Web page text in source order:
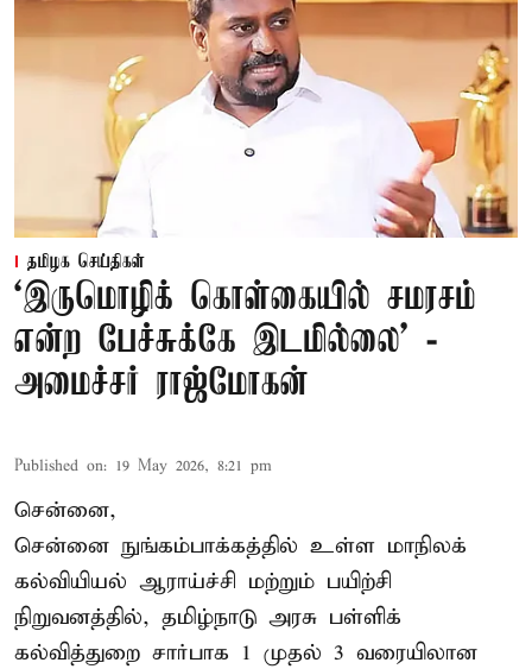
தமிழக செய்திகள்
‘இருமொழிக் கொள்கையில் சமரசம்
என்ற பேச்சுக்கே இடமில்லை’ -
அமைச்சர் ராஜ்மோகன்
Published on: 19 May 2026, 8:21 pm
சென்னை,
சென்னை நுங்கம்பாக்கத்தில் உள்ள மாநிலக்
கல்வியியல் ஆராய்ச்சி மற்றும் பயிற்சி
நிறுவனத்தில், தமிழ்நாடு அரசு பள்ளிக்
கல்வித்துறை சார்பாக 1 முதல் 3 வரையிலான